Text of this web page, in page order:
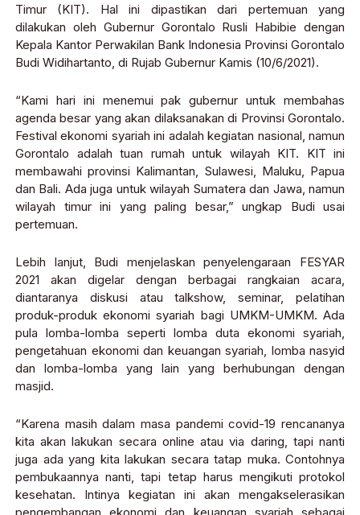
Timur (KIT). Hal ini dipastikan dari pertemuan yang
dilakukan oleh Gubernur Gorontalo Rusli Habibie dengan
Kepala Kantor Perwakilan Bank Indonesia Provinsi Gorontalo
Budi Widihartanto, di Rujab Gubernur Kamis (10/6/2021).
“Kami hari ini menemui pak gubernur untuk membahas
agenda besar yang akan dilaksanakan di Provinsi Gorontalo.
Festival ekonomi syariah ini adalah kegiatan nasional, namun
Gorontalo adalah tuan rumah untuk wilayah KIT. KIT ini
membawahi provinsi Kalimantan, Sulawesi, Maluku, Papua
dan Bali. Ada juga untuk wilayah Sumatera dan Jawa, namun
wilayah timur ini yang paling besar,” ungkap Budi usai
pertemuan.
Lebih lanjut, Budi menjelaskan penyelengaraan FESYAR
2021 akan digelar dengan berbagai rangkaian acara,
diantaranya diskusi atau talkshow, seminar, pelatihan
produk-produk ekonomi syariah bagi UMKM-UMKM. Ada
pula lomba-lomba seperti lomba duta ekonomi syariah,
pengetahuan ekonomi dan keuangan syariah, lomba nasyid
dan lomba-lomba yang lain yang berhubungan dengan
masjid.
“Karena masih dalam masa pandemi covid-19 rencananya
kita akan lakukan secara online atau via daring, tapi nanti
juga ada yang kita lakukan secara tatap muka. Contohnya
pembukaannya nanti, tapi tetap harus mengikuti protokol
kesehatan. Intinya kegiatan ini akan mengakselerasikan